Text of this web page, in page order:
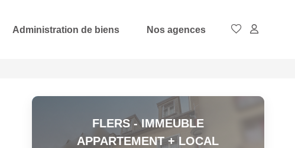
Administration de biens Nos agences
FLERS - IMMEUBLE
APPARTEMENT + LOCAL